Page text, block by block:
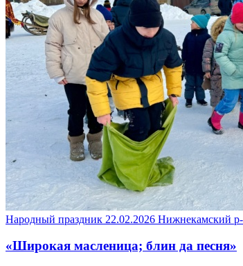
Народный праздник 22.02.2026 Нижнекамский
«Широкая масленица; блин да песня»